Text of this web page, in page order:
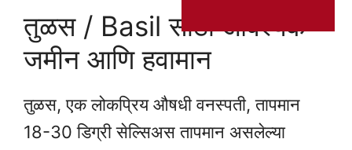
तुळस / Basil साठी आवश्यक
जमीन आणि हवामान
तुळस, एक लोकप्रिय औषधी वनस्पती, तापमान
18-30 डिग्री सेल्सिअस तापमान असलेल्या